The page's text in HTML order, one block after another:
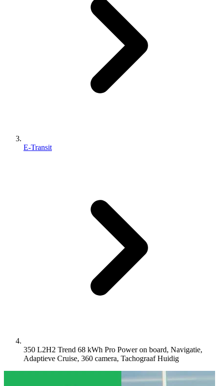
E-Transit
350 L2H2 Trend 68 kWh Pro Power on board, Navigatie,
Adaptieve Cruise, 360 camera, Tachograaf Huidig